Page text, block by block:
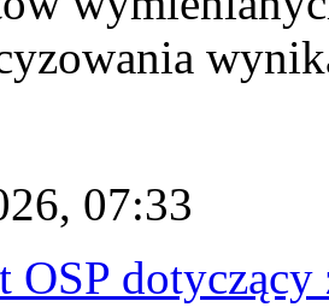
07:33
dotyczący